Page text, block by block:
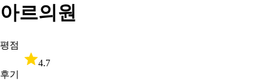
아르의원
평점
4.7
후기